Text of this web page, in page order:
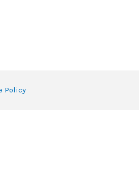
Policy